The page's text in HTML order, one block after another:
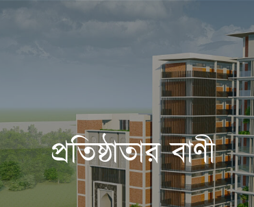
প্রতিষ্ঠাতার বাণী